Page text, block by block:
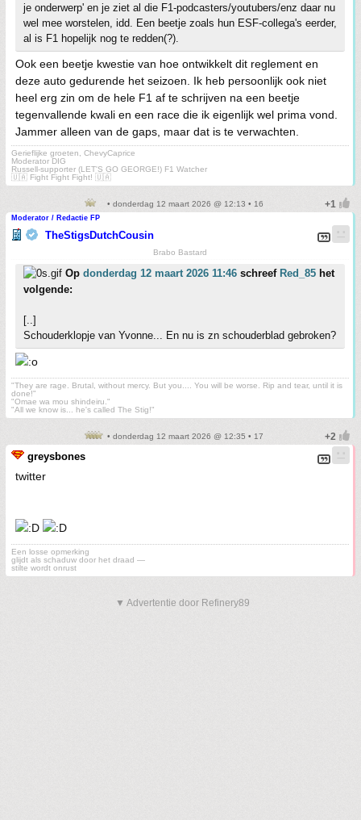
je onderwerp' en je ziet al die F1-podcasters/youtubers/enz daar nu
wel mee worstelen, idd. Een beetje zoals hun ESF-collega's eerder,
al is F1 hopelijk nog te redden(?).
Ook een beetje kwestie van hoe ontwikkelt dit reglement en
deze auto gedurende het seizoen. Ik heb persoonlijk ook niet
heel erg zin om de hele F1 af te schrijven na een beetje
tegenvallende kwali en een race die ik eigenlijk wel prima vond.
Jammer alleen van de gaps, maar dat is te verwachten.
Gerieflijke groeten, ChevyCaprice
Moderator DIG
Russell-supporter (LET'S GO GEORGE!) F1 Watcher
🇺🇦 Fight Fight Fight! 🇺🇦
• donderdag 12 maart 2026 @ 12:13 • 16
Moderator / Redactie FP
TheStigsDutchCousin
Brabo Bastard
Op donderdag 12 maart 2026 11:46 schreef Red_85 het
volgende:
[..]
Schouderklopje van Yvonne... En nu is zn schouderblad gebroken?
"They are rage. Brutal, without mercy. But you.... You will be worse. Rip and tear, until it is
done!"
"Omae wa mou shindeiru."
"All we know is... he's called The Stig!"
• donderdag 12 maart 2026 @ 12:35 • 17
greysbones
twitter
Een losse opmerking
glijdt als schaduw door het draad —
stilte wordt onrust
▼ Advertentie door Refinery89